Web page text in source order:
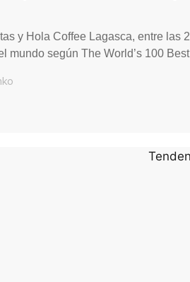
y Hola Coffee Lagasca, entre las
mundo según The World’s 100 Best